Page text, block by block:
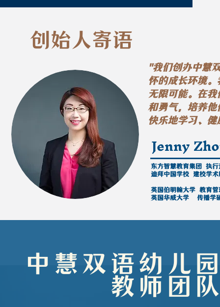
创始人寄语
"我们创办中慧
怀的成长环境
无限可能。在
和勇气，培养
快乐地学习、
Jenny
东方智慧教育集团 执行
迪拜中国学校 建校学术
英国伯明翰大学 教育管
英国华威大学 传播学
中慧双语幼儿
教师团